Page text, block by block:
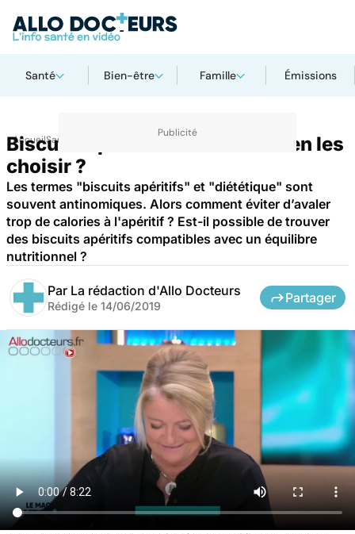
Santé Bien-être Famille Émissions
AccueilSanté
Biscuits apéritifs : comment bien les
choisir ?
Les termes "biscuits apéritifs" et "diététique" sont
souvent antinomiques. Alors comment éviter d’avaler
trop de calories à l'apéritif ? Est-il possible de trouver
des biscuits apéritifs compatibles avec un équilibre
nutritionnel ?
Par La rédaction d'Allo Docteurs
Rédigé le 14/06/2019
Partager